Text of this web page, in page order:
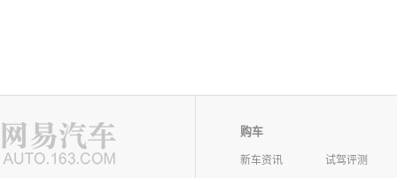
购车
新车资讯
试驾评测